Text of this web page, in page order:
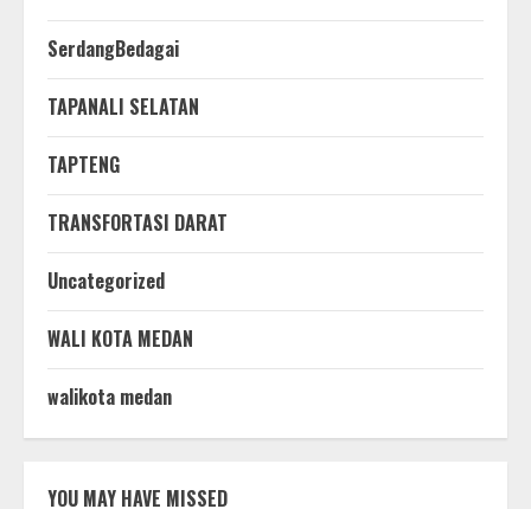
SerdangBedagai
TAPANALI SELATAN
TAPTENG
TRANSFORTASI DARAT
Uncategorized
WALI KOTA MEDAN
walikota medan
YOU MAY HAVE MISSED